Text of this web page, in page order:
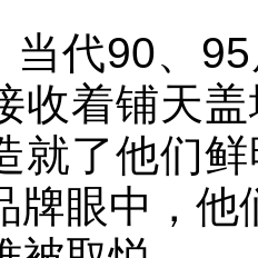
当代90、
收着铺天
就了他们
牌眼中，他